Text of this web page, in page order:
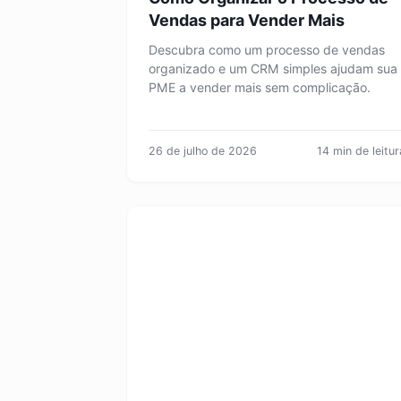
Vendas para Vender Mais
Descubra como um processo de vendas
organizado e um CRM simples ajudam sua
PME a vender mais sem complicação.
26 de julho de 2026 14 min de